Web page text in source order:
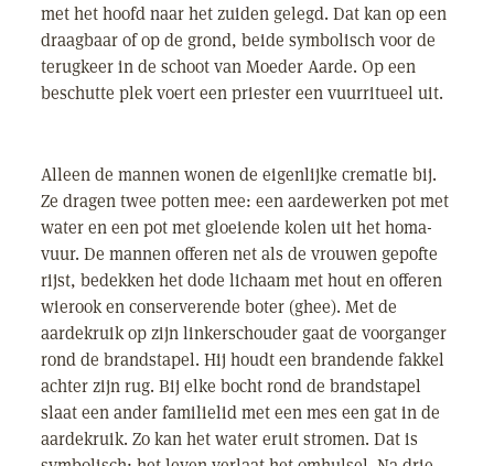
met het hoofd naar het zuiden gelegd. Dat kan op een
draagbaar of op de grond, beide symbolisch voor de
terugkeer in de schoot van Moeder Aarde. Op een
beschutte plek voert een priester een vuurritueel uit.
Alleen de mannen wonen de eigenlijke crematie bij.
Ze dragen twee potten mee: een aardewerken pot met
water en een pot met gloeiende kolen uit het homa-
vuur. De mannen offeren net als de vrouwen gepofte
rijst, bedekken het dode lichaam met hout en offeren
wierook en conserverende boter (ghee). Met de
aardekruik op zijn linkerschouder gaat de voorganger
rond de brandstapel. Hij houdt een brandende fakkel
achter zijn rug. Bij elke bocht rond de brandstapel
slaat een ander familielid met een mes een gat in de
aardekruik. Zo kan het water eruit stromen. Dat is